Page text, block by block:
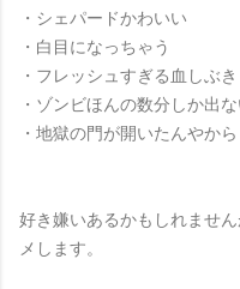
・シェパードかわいい
・白目になっちゃう
・フレッシュすぎる血しぶき
・ゾンビほんの数分しか出な
・地獄の門が開いたんやか
好き嫌いあるかもしれませ
メします。